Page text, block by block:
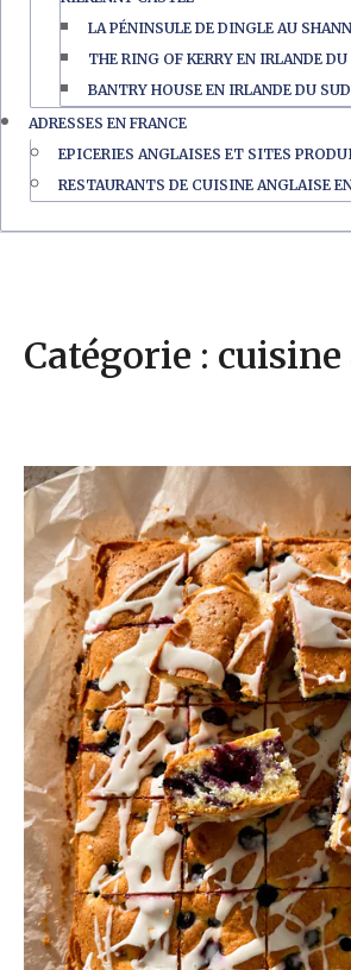
LA PÉNINSULE DE DINGLE AU
THE RING OF KERRY EN IRLANDE DU
BANTRY HOUSE EN IRLANDE DU SUD
ADRESSES EN FRANCE
EPICERIES ANGLAISES ET SITES
RESTAURANTS DE CUISINE ANGLAISE
Catégorie :